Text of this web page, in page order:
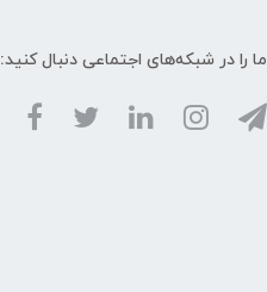
ما را در شبکه‌های اجتماعی دنبال کنید: